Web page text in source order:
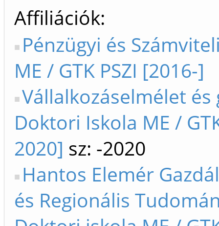
Affiliációk
Pénzügyi és
ME / GTK PSZI [2016-]
Vállalkozáselmélet
Doktori Iskola ME /
2020] sz: -2020
Hantos Elemér
és Regionális